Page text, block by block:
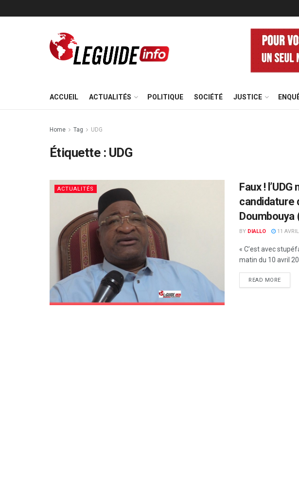
ACCUEIL ACTUALITÉS POLITIQUE SOCIÉTÉ JUSTICE
Home Tag UDG
Étiquette : UDG
ACTUALITÉS
Faux !
candidature
Doumbouya
BY DIALLO 11
« C’est avec
matin du 10 avril
READ MORE